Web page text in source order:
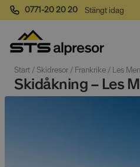
0771-20 20 20 Stängt idag
Start / Skidresor / Frankrike / Les
Skidåkning – Les